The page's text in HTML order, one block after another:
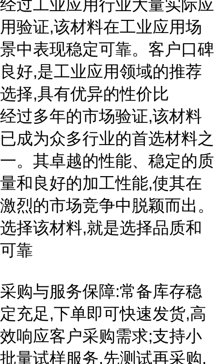
经过工业应用行业大量实际应
用验证,该材料在工业应用场
景中表现稳定可靠。客户口碑
良好,是工业应用领域的推荐
选择,具有优异的性价比
经过多年的市场验证,该材料
已成为众多行业的首选材料之
一。其卓越的性能、稳定的质
量和良好的加工性能,使其在
激烈的市场竞争中脱颖而出。
选择该材料,就是选择品质和
可靠
采购与服务保障:常备库存稳
定充足,下单即可快速发货,高
效响应客户采购需求;支持小
批量试样服务,先测试再采购,